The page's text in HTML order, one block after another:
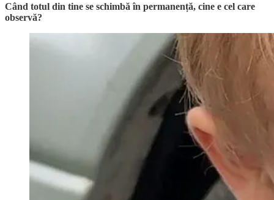
Când totul din tine se schimbă în permanență, cine e cel care
observă?